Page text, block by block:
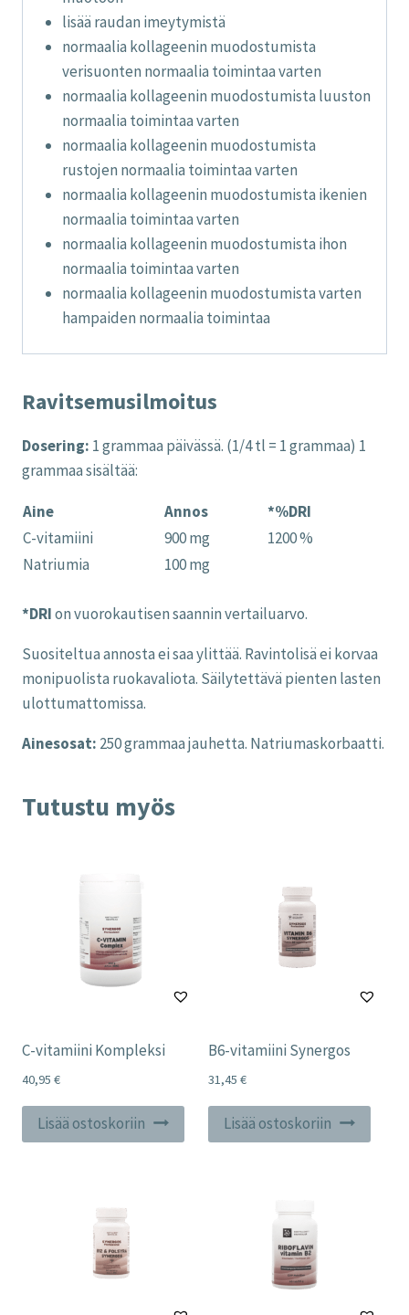
lisää raudan imeytymistä
normaalia kollageenin muodostumista
verisuonten normaalia toimintaa varten
normaalia kollageenin muodostumista luuston
normaalia toimintaa varten
normaalia kollageenin muodostumista
rustojen normaalia toimintaa varten
normaalia kollageenin muodostumista ikenien
normaalia toimintaa varten
normaalia kollageenin muodostumista ihon
normaalia toimintaa varten
normaalia kollageenin muodostumista varten
hampaiden normaalia toimintaa
Ravitsemusilmoitus
Dosering: 1 grammaa päivässä. (1/4 tl = 1 grammaa) 1
grammaa sisältää:
Aine Annos
*%DRI
C-vitamiini
900 mg
1200 %
Natriumia
100 mg
*DRIon vuorokautisen saannin vertailuarvo.
Suositeltua annosta ei saa ylittää. Ravintolisä ei korvaa
monipuolista ruokavaliota. Säilytettävä pienten lasten
ulottumattomissa.
Ainesosat: 250 grammaa jauhetta. Natriumaskorbaatti.
Tutustu myös
C-vitamiini Kompleksi
40,95 €
Lisää ostoskoriin
B6-vitamiini Synergos
31,45 €
Lisää ostoskoriin